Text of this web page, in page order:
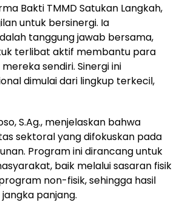
Bakti TMMD Satukan Langkah,
untuk bersinergi. Ia
tanggung jawab bersama,
terlibat aktif membantu para
sendiri. Sinergi ini
dimulai dari lingkup terkecil,
S.Ag., menjelaskan bahwa
sektoral yang difokuskan pada
Program ini dirancang untuk
baik melalui sasaran fisik
non-fisik, sehingga hasil
panjang.